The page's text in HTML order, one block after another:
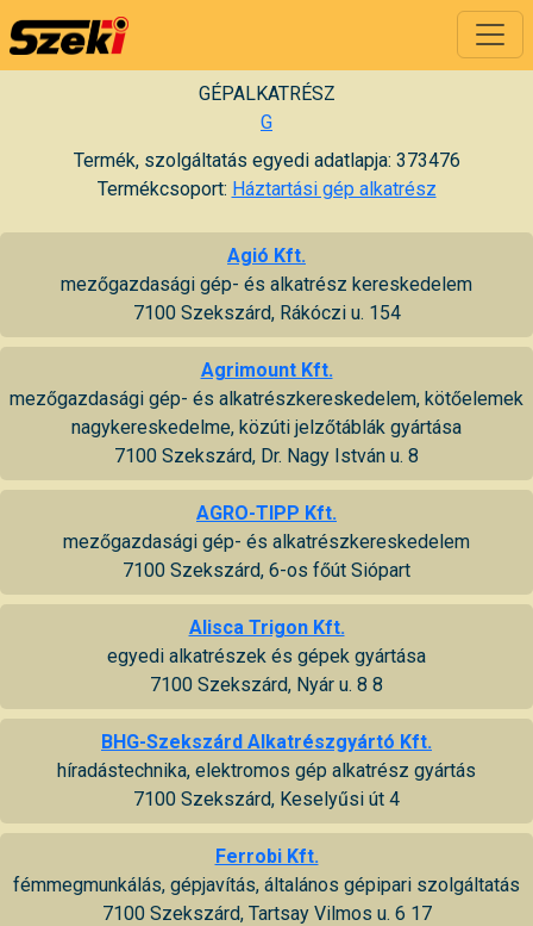
GÉPALKATRÉSZ
G
Termék, szolgáltatás egyedi adatlapja: 373476
Termékcsoport: Háztartási gép alkatrész
Agió Kft.
mezőgazdasági gép- és alkatrész kereskedelem
7100 Szekszárd, Rákóczi u. 154
Agrimount Kft.
mezőgazdasági gép- és alkatrészkereskedelem, kötőelemek
nagykereskedelme, közúti jelzőtáblák gyártása
7100 Szekszárd, Dr. Nagy István u. 8
AGRO-TIPP Kft.
mezőgazdasági gép- és alkatrészkereskedelem
7100 Szekszárd, 6-os főút Siópart
Alisca Trigon Kft.
egyedi alkatrészek és gépek gyártása
7100 Szekszárd, Nyár u. 8 8
BHG-Szekszárd Alkatrészgyártó Kft.
híradástechnika, elektromos gép alkatrész gyártás
7100 Szekszárd, Keselyűsi út 4
Ferrobi Kft.
fémmegmunkálás, gépjavítás, általános gépipari szolgáltatás
7100 Szekszárd, Tartsay Vilmos u. 6 17